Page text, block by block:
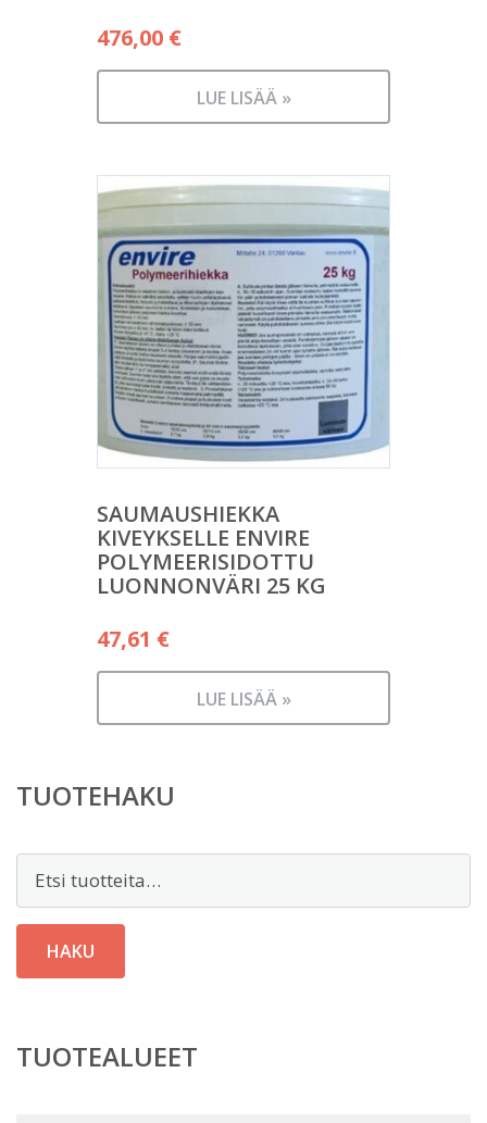
476,00 €
LUE LISÄÄ »
SAUMAUSHIEKKA
KIVEYKSELLE ENVIRE
POLYMEERISIDOTTU
LUONNONVÄRI 25 KG
47,61 €
LUE LISÄÄ »
TUOTEHAKU
Etsi:
HAKU
TUOTEALUEET